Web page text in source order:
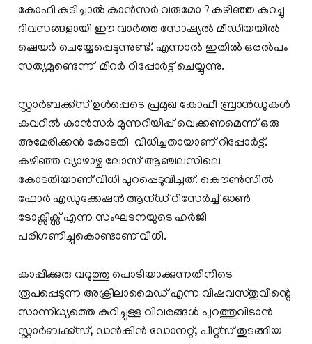
കോഫി കുടിച്ചാല്‍ കാന്‍സര്‍ വരുമോ ? കഴിഞ്ഞ കുറച്ചു
ദിവസങ്ങളായി ഈ വാര്‍ത്ത സോഷ്യല്‍ മീഡിയയില്‍
ഷെയര്‍ ചെയ്യേപ്പെടുന്നുണ്ട്. എന്നാല്‍ ഇതില്‍ ഒരല്‍പം
സത്യമുണ്ടെന്ന് മിറര്‍ റിപ്പോര്‍ട്ട് ചെയ്യുന്നു.
സ്റ്റാര്‍ബക്ക്സ് ഉള്‍പ്പെടെ പ്രമുഖ കോഫീ ബ്രാന്‍ഡുകള്‍
കവറില്‍ കാന്‍സര്‍ മുന്നറിയിപ്പ് വെക്കണമെന്ന് ഒരു
അമേരിക്കന്‍ കോടതി വിധിച്ചതായാണ് റിപ്പോര്‍ട്ട്.
കഴിഞ്ഞ വ്യാഴാഴ്ച ലോസ് ആഞ്ചലസിലെ
കോടതിയാണ് വിധി പുറപ്പെടുവിച്ചത്. കൌണ്‍സില്‍
ഫോര്‍ എഡുക്കേഷന്‍ ആന്ഡ് റിസേര്‍ച്ച് ഓണ്‍
ടോക്സിക്സ് എന്ന സംഘടനയുടെ ഹര്‍ജി
പരിഗണിച്ചുകൊണ്ടാണ് വിധി.
കാപ്പിക്കുരു വറുത്തു പൊടിയാക്കുന്നതിനിടെ
രൂപപ്പെടുന്ന അക്രിലാമൈഡ് എന്ന വിഷവസ്തുവിന്റെ
സാന്നിധ്യത്തെ കുറിച്ചുള്ള വിവരങ്ങള്‍ പുറത്തുവിടാന്‍
സ്റ്റാര്‍ബക്ക്സ്, ഡന്‍കിന്‍ ഡോനറ്റ്, പീറ്റ്സ് തുടങ്ങിയ